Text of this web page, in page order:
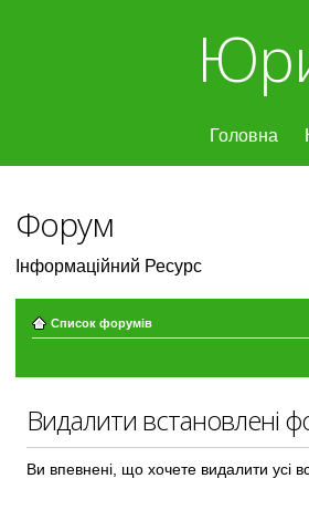
Головна
Форум
Інформаційний Ресурс
Список форумів
Видалити встановлені
Ви впевнені, що хочете видалити